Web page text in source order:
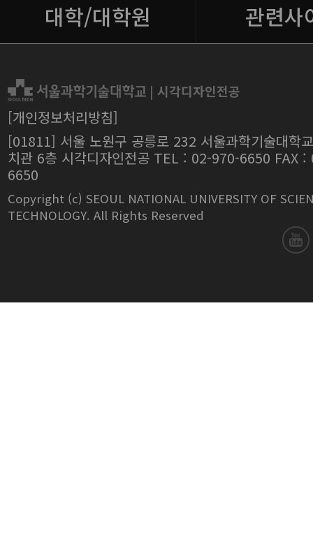
|시각디자인전공
[개인정보처리방침]
[01811] 서울 노원구 공릉로 232 서울과학기술대학
치관 6층 시각디자인전공 TEL : 02-970-6650 FAX
6650
Copyright (c) SEOUL NATIONAL UNIVERSITY OF
TECHNOLOGY. All Rights Reserved
대학/대학원 관련사